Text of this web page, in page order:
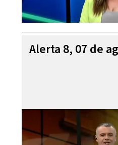
Alerta 8, 07 de